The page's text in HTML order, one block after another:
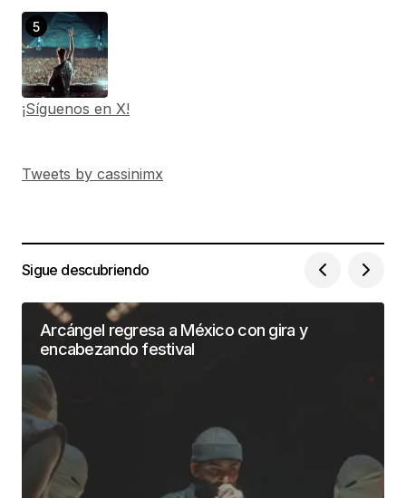
¡Síguenos en X!
Tweets by cassinimx
Sigue descubriendo
Arcángel regresa a México con gira y
encabezando festival